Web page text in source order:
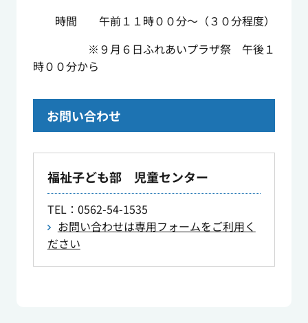
時間 午前１１時００分～（３０分程度）
※９月６日ふれあいプラザ祭 午後１
時００分から
お問い合わせ
福祉子ども部 児童センター
TEL：0562-54-1535
お問い合わせは専用フォームをご利用く
ださい